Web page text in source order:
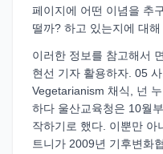
페이지에 어떤 이념을 추
떨까? 하고 있는지에 대해
이러한 정보를 참고해서
현선 기자 활용하자. 05
Vegetarianism 채식, 넌
하다 울산교육청은 10월
작하기로 했다. 이뿐만 아
트니가 2009년 기후변화